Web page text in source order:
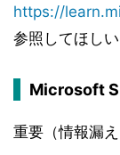
https://
参照してほしい
Microsoft
重要（情報漏え